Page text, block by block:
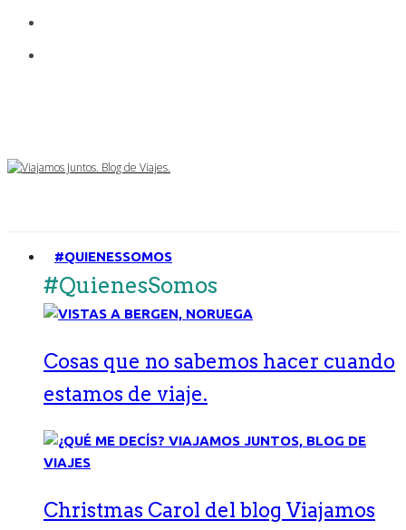
#QUIENESSOMOS
#QuienesSomos
Cosas que no sabemos hacer cuando
estamos de viaje.
Christmas Carol del blog Viajamos